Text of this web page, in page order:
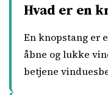
Hvad er en
En knopstang er
åbne og lukke
betjene